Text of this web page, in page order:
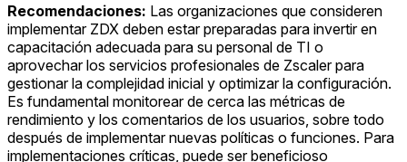
Recomendaciones: Las organizaciones que consideren
implementar ZDX deben estar preparadas para invertir en
capacitación adecuada para su personal de TI o
aprovechar los servicios profesionales de Zscaler para
gestionar la complejidad inicial y optimizar la configuración.
Es fundamental monitorear de cerca las métricas de
rendimiento y los comentarios de los usuarios, sobre todo
después de implementar nuevas políticas o funciones. Para
implementaciones críticas, puede ser beneficioso